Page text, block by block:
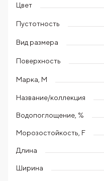
Цвет
Пустотность
Вид размера
Поверхность
Марка, М
Название/коллекция
Водопоглощение, %
Морозостойкость, F
Длина
Ширина